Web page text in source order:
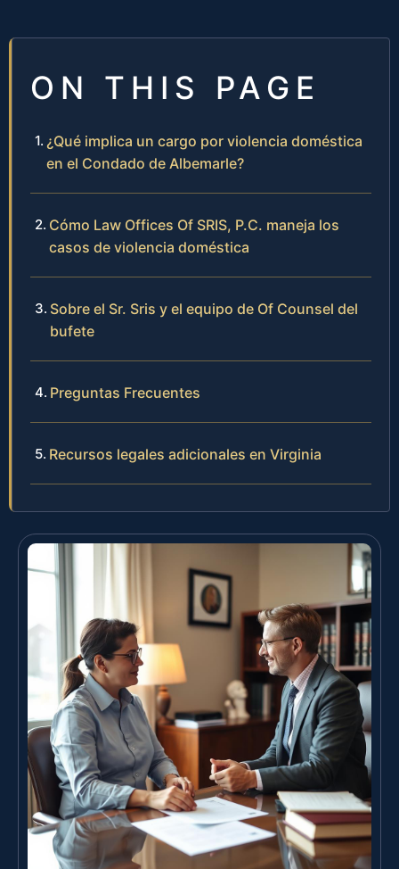
ON THIS PAGE
¿Qué implica un cargo por violencia doméstica
en el Condado de Albemarle?
Cómo Law Offices Of SRIS, P.C. maneja los
casos de violencia doméstica
Sobre el Sr. Sris y el equipo de Of Counsel del
bufete
Preguntas Frecuentes
Recursos legales adicionales en Virginia